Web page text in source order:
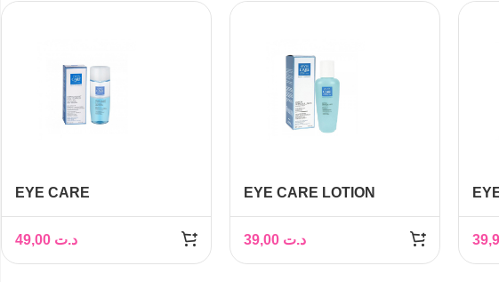
EYE CARE
BIPHASIQUE 2 EN 1
EXPRESS 150 ML
د.ت
EYE CARE LOTION
125ML
د.ت